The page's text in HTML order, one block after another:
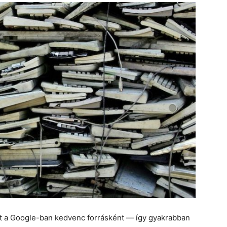
Google-ban kedvenc forrásként — így gyakrabban